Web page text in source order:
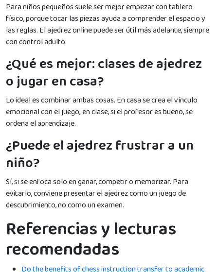
Para niños pequeños suele ser mejor empezar con tablero
físico, porque tocar las piezas ayuda a comprender el espacio y
las reglas. El ajedrez online puede ser útil más adelante, siempre
con control adulto.
¿Qué es mejor: clases de ajedrez
o jugar en casa?
Lo ideal es combinar ambas cosas. En casa se crea el vínculo
emocional con el juego; en clase, si el profesor es bueno, se
ordena el aprendizaje.
¿Puede el ajedrez frustrar a un
niño?
Sí, si se enfoca solo en ganar, competir o memorizar. Para
evitarlo, conviene presentar el ajedrez como un juego de
descubrimiento, no como un examen.
Referencias y lecturas
recomendadas
Do the benefits of chess instruction transfer to academic